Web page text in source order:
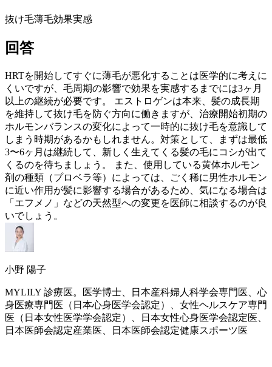
抜け毛薄毛効果実感
回答
HRTを開始してすぐに薄毛が悪化することは医学的に考えに
くいですが、毛周期の影響で効果を実感するまでには3ヶ月
以上の継続が必要です。 エストロゲンは本来、髪の成長期
を維持して抜け毛を防ぐ方向に働きますが、治療開始初期の
ホルモンバランスの変化によって一時的に抜け毛を意識して
しまう時期があるかもしれません。対策として、まずは最低
3〜6ヶ月は継続して、新しく生えてくる髪の毛にコシが出て
くるのを待ちましょう。 また、使用している黄体ホルモン
剤の種類（プロベラ等）によっては、ごく稀に男性ホルモン
に近い作用が髪に影響する場合があるため、気になる場合は
「エフメノ」などの天然型への変更を医師に相談するのが良
いでしょう。
小野 陽子
MYLILY 診療医。医学博士、日本産科婦人科学会専門医、心
身医療専門医（日本心身医学会認定）、女性ヘルスケア専門
医（日本女性医学学会認定）、日本女性心身医学会認定医、
日本医師会認定産業医、日本医師会認定健康スポーツ医